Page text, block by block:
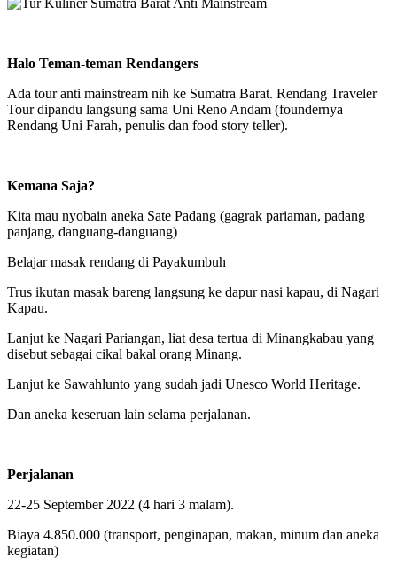
Halo Teman-teman Rendangers
Ada tour anti mainstream nih ke Sumatra Barat. Rendang Traveler
Tour dipandu langsung sama Uni Reno Andam (foundernya
Rendang Uni Farah, penulis dan food story teller).
Kemana Saja?
Kita mau nyobain aneka Sate Padang (gagrak pariaman, padang
panjang, danguang-danguang)
Belajar masak rendang di Payakumbuh
Trus ikutan masak bareng langsung ke dapur nasi kapau, di Nagari
Kapau.
Lanjut ke Nagari Pariangan, liat desa tertua di Minangkabau yang
disebut sebagai cikal bakal orang Minang.
Lanjut ke Sawahlunto yang sudah jadi Unesco World Heritage.
Dan aneka keseruan lain selama perjalanan.
Perjalanan
22-25 September 2022 (4 hari 3 malam).
Biaya 4.850.000 (transport, penginapan, makan, minum dan aneka
kegiatan)